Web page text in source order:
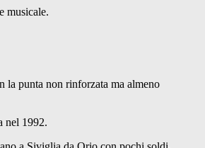
musicale.
la punta non rinforzata ma almeno
nel 1992.